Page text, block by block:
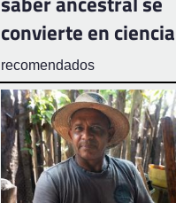
convierte en ciencia
recomendados